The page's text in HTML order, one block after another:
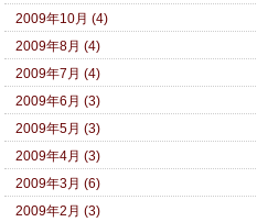
2009年10月 (4)
2009年8月 (4)
2009年7月 (4)
2009年6月 (3)
2009年5月 (3)
2009年4月 (3)
2009年3月 (6)
2009年2月 (3)